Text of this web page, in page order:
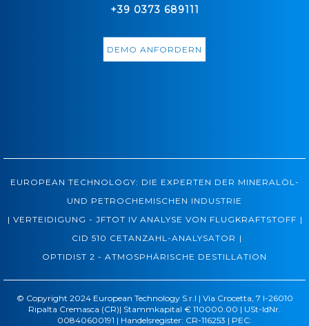
+39 0373 689111
DEMO ANFORDERN
EUROPEAN TECHNOLOGY: DIE EXPERTEN DER MINERALÖL-
UND PETROCHEMISCHEN INDUSTRIE
| VERTEIDIGUNG - JFTOT IV ANALYSE VON FLUGKRAFTSTOFF |
CID 510 CETANZAHL-ANALYSATOR |
OPTIDIST 2 - ATMOSPHÄRISCHE DESTILLATION
© Copyright 2024 European Technology S.r.l | Via Crocetta, 7 I-26010
Ripalta Cremasca (CR)| Stammkapital € 110000.00 | USt-IdNr.
00840600191 | Handelsregister: CR-116253 | PEC: